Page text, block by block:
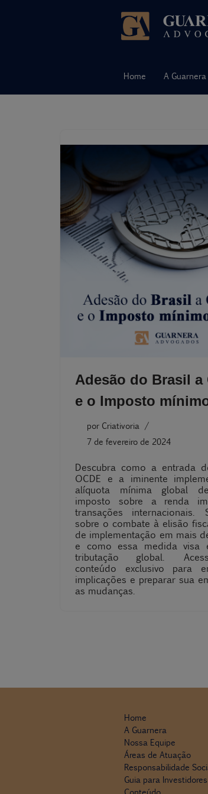
Home A Guarnera
Adesão do Brasil a
e o Imposto
por Criativoria
7 de fevereiro de 2024
Descubra como a entrada
OCDE e a iminente
alíquota mínima global
imposto sobre a renda
transações internacionais.
sobre o combate à elisão
de implementação em mais
e como essa medida visa
tributação global.
conteúdo exclusivo para
implicações e preparar sua
as mudanças.
Home
A Guarnera
Nossa Equipe
Áreas de Atuação
Responsabilidade
Guia para Investidores
Conteúdo